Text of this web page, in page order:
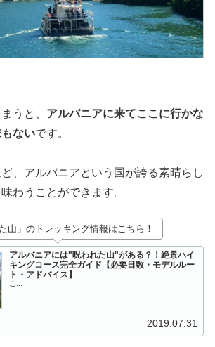
うと、 アルバニアに来てここに行かな
ないです。
、アルバニアという国が誇る素晴らし
わうことができます。
山」のトレッキング情報はこちら！
アルバニアには"呪われた山"がある？！絶景ハイ
キングコース完全ガイド【必要日数・モデルルー
ト・アドバイス】
こ...
2019.07.31